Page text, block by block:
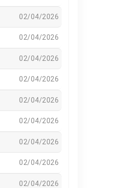
02/04/2026
02/04/2026
02/04/2026
02/04/2026
02/04/2026
02/04/2026
02/04/2026
02/04/2026
02/04/2026